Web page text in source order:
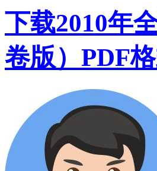
下载2010年
卷版）PDF